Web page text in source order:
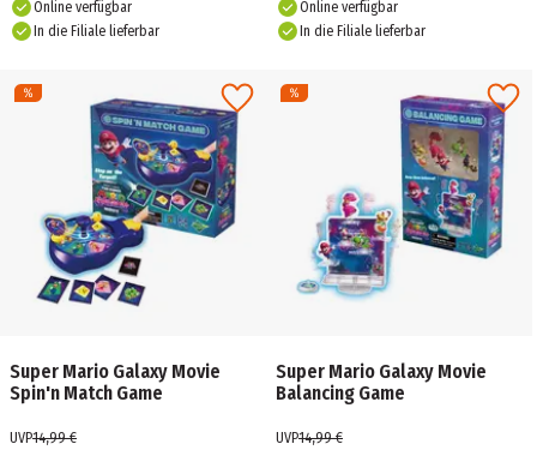
Online verfügbar
In die Filiale lieferbar
Online verfügbar
In die Filiale lieferbar
Super Mario Galaxy Movie
Spin'n Match Game
UVP14,99 €
Super Mario Galaxy Movie
Balancing Game
UVP14,99 €